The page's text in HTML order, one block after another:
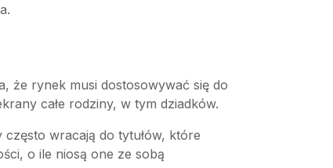
że rynek musi dostosowywać się do
całe rodziny, w tym dziadków.
wracają do tytułów, które
o ile niosą one ze sobą